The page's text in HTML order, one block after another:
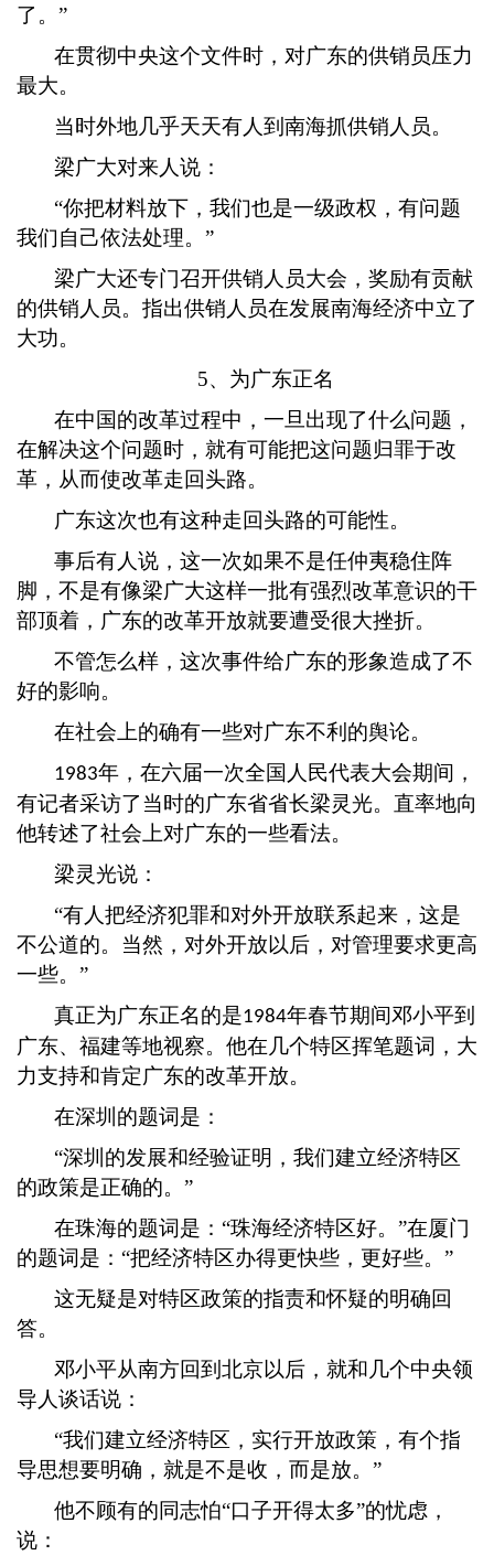
了。”
在贯彻中央这个文件时，对广东的供销员压力
最大。
当时外地几乎天天有人到南海抓供销人员。
梁广大对来人说：
“你把材料放下，我们也是一级政权，有问题
我们自己依法处理。”
梁广大还专门召开供销人员大会，奖励有贡献
的供销人员。指出供销人员在发展南海经济中立了
大功。
5、为广东正名
在中国的改革过程中，一旦出现了什么问题，
在解决这个问题时，就有可能把这问题归罪于改
革，从而使改革走回头路。
广东这次也有这种走回头路的可能性。
事后有人说，这一次如果不是任仲夷稳住阵
脚，不是有像梁广大这样一批有强烈改革意识的干
部顶着，广东的改革开放就要遭受很大挫折。
不管怎么样，这次事件给广东的形象造成了不
好的影响。
在社会上的确有一些对广东不利的舆论。
1983年，在六届一次全国人民代表大会期间，
有记者采访了当时的广东省省长梁灵光。直率地向
他转述了社会上对广东的一些看法。
梁灵光说：
“有人把经济犯罪和对外开放联系起来，这是
不公道的。当然，对外开放以后，对管理要求更高
一些。”
真正为广东正名的是1984年春节期间邓小平到
广东、福建等地视察。他在几个特区挥笔题词，大
力支持和肯定广东的改革开放。
在深圳的题词是：
“深圳的发展和经验证明，我们建立经济特区
的政策是正确的。”
在珠海的题词是： “珠海经济特区好。”在厦门
的题词是：“把经济特区办得更快些，更好些。”
这无疑是对特区政策的指责和怀疑的明确回
答。
邓小平从南方回到北京以后，就和几个中央领
导人谈话说：
“我们建立经济特区，实行开放政策，有个指
导思想要明确，就是不是收，而是放。”
他不顾有的同志怕“口子开得太多”的忧虑，
说：